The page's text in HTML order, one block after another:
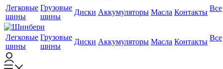
Легковые
шины
Грузовые
шины
Диски Аккумуляторы Масла Контакты Все
Легковые
шины
Грузовые
шины
Диски Аккумуляторы Масла Контакты Все